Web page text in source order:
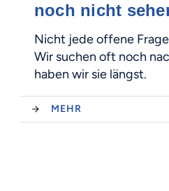
noch nicht
Nicht jede offene
Wir suchen oft noch
haben wir sie längst.
MEHR